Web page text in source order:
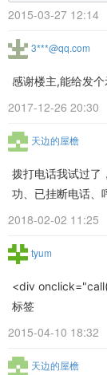
2015-03-27 12:14
3***@qq.com
感谢楼主,能给发
2017-12-26 20:30
天边的屋檐
拨打电话我试过了
功、已挂断电话、
2018-02-02 11:25
tyum
<div
标签
2015-04-10 18:32
天边的屋檐